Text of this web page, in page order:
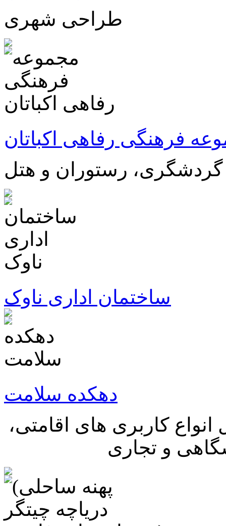
طراحی شهری
فرهنگی رفاهی اکباتان
گردشگری، رستوران و هتل
ساختمان اداری ناوک
دهکده سلامت
کاربری های اقامتی،
و تجاری